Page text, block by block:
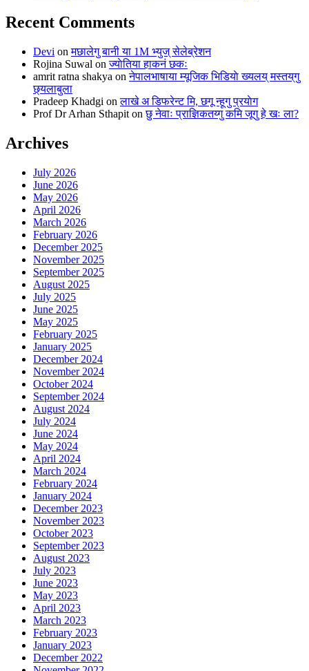
Recent Comments
Devi onमछालेगु बानी या 1M भ्युज् सेलेब्रेशन
Rojina Suwal onज्याेतिया हाकनं छकः
amrit ratna shakya onनेपालभाषाया म्यूजिक भिडियाे ख्यलय् मस्तय्‌गु
छ्यलाबुला
Pradeep Khadgi onलाखे अ डिफरेन्ट मि, छगू न्हूगु प्रयाेग
Prof Dr Arhan Sthapit onछु नेवाः प्राज्ञिकतय्गु कमि जूगु हे खः ला?
Archives
July 2026
June 2026
May 2026
April 2026
March 2026
February 2026
December 2025
November 2025
September 2025
August 2025
July 2025
June 2025
May 2025
February 2025
January 2025
December 2024
November 2024
October 2024
September 2024
August 2024
July 2024
June 2024
May 2024
April 2024
March 2024
February 2024
January 2024
December 2023
November 2023
October 2023
September 2023
August 2023
July 2023
June 2023
May 2023
April 2023
March 2023
February 2023
January 2023
December 2022